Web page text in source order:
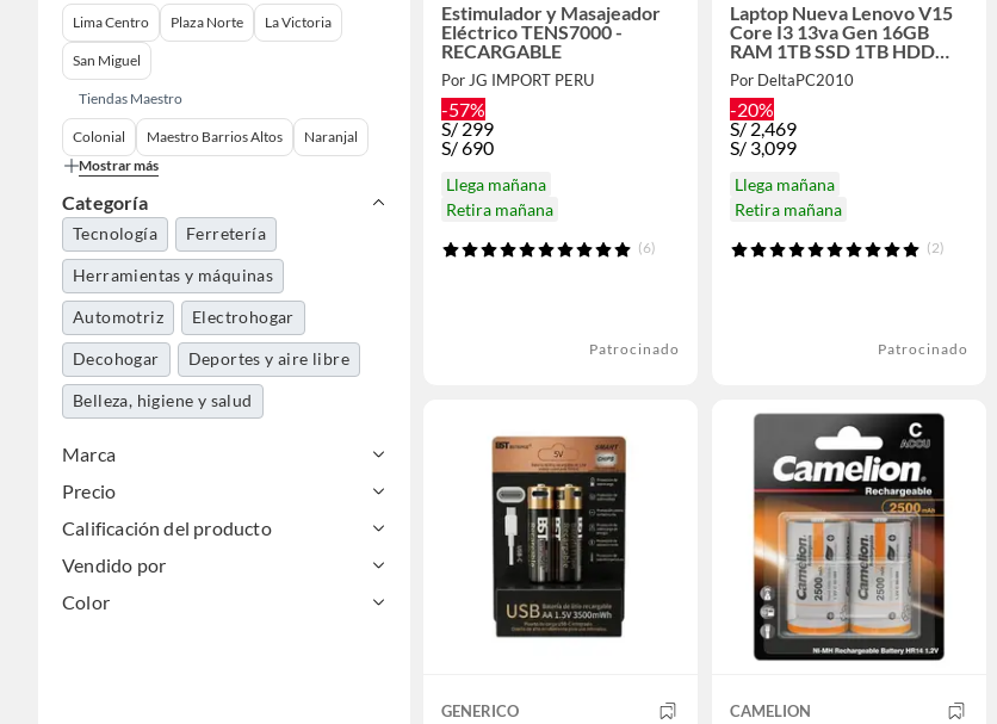
Lima Centro Plaza Norte La Victoria
San Miguel
Tiendas Maestro
Colonial Maestro Barrios Altos
Naranjal
Mostrar más
Categoría
Tecnología Ferretería
Herramientas y máquinas
Automotriz Electrohogar
Decohogar Deportes y aire libre
Belleza, higiene y salud
Marca
Precio
Calificación del producto
Vendido por
Color
Estimulador y Masajeador
Eléctrico TENS7000 -
RECARGABLE
Por JG IMPORT PERU
-57%
S/299
S/690
Llega mañana
Retira mañana
(6)
Patrocinado
Laptop Nueva Lenovo V15
Core I3 13va Gen 16GB
RAM 1TB SSD 1TB HDD
EXTERNO -W11
Por DeltaPC2010
-20%
S/2,469
S/ 3,099
Llega mañana
Retira mañana
(2)
Patrocinado
GENERICO CAMELION